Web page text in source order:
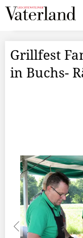
Grillfest
in Buchs-